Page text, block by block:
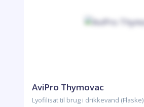
AviPro Thymovac
Lyofilisat til brug i drikkevand (Flaske)